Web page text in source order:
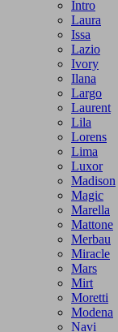
Intro
Laura
Issa
Lazio
Ivory
Ilana
Largo
Laurent
Lila
Lorens
Lima
Luxor
Madison
Magic
Marella
Mattone
Merbau
Miracle
Mars
Mirt
Moretti
Modena
Navi